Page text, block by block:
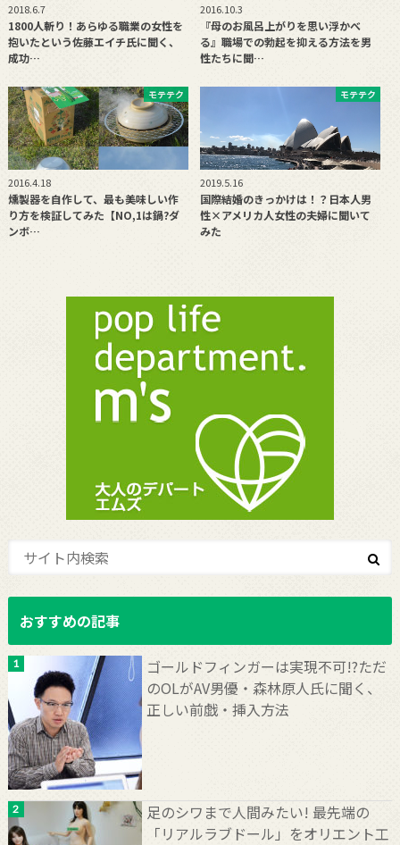
2018.6.7
1800人斬り！あらゆる職業の女性を
抱いたという佐藤エイチ氏に聞く、
成功…
2016.10.3
『母のお風呂上がりを思い浮かべ
る』職場での勃起を抑える方法を男
性たちに聞…
モテテク
2016.4.18
燻製器を自作して、最も美味しい作
り方を検証してみた【NO,1は鍋?ダ
ンボ…
モテテク
2019.5.16
国際結婚のきっかけは！？日本人男
性×アメリカ人女性の夫婦に聞いて
みた
おすすめの記事
ゴールドフィンガーは実現不可!?ただ
のOLがAV男優・森林原人氏に聞く、
正しい前戯・挿入方法
足のシワまで人間みたい! 最先端の
「リアルラブドール」をオリエント工